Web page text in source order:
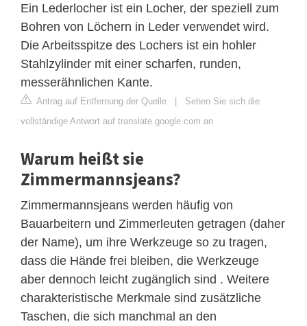
Ein Lederlocher ist ein Locher, der speziell zum
Bohren von Löchern in Leder verwendet wird.
Die Arbeitsspitze des Lochers ist ein hohler
Stahlzylinder mit einer scharfen, runden,
messerähnlichen Kante.
Antrag auf Entfernung der Quelle | Sehen Sie sich die
vollständige Antwort auf translate.google.com an
Warum heißt sie
Zimmermannsjeans?
Zimmermannsjeans werden häufig von
Bauarbeitern und Zimmerleuten getragen (daher
der Name), um ihre Werkzeuge so zu tragen,
dass die Hände frei bleiben, die Werkzeuge
aber dennoch leicht zugänglich sind . Weitere
charakteristische Merkmale sind zusätzliche
Taschen, die sich manchmal an den